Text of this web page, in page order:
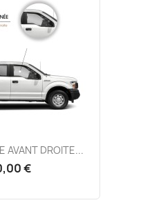
AVANT DROITE...
€